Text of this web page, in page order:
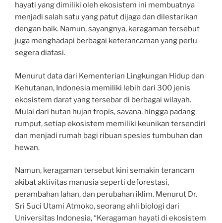
hayati yang dimiliki oleh ekosistem ini membuatnya
menjadi salah satu yang patut dijaga dan dilestarikan
dengan baik. Namun, sayangnya, keragaman tersebut
juga menghadapi berbagai keterancaman yang perlu
segera diatasi.
Menurut data dari Kementerian Lingkungan Hidup dan
Kehutanan, Indonesia memiliki lebih dari 300 jenis
ekosistem darat yang tersebar di berbagai wilayah.
Mulai dari hutan hujan tropis, savana, hingga padang
rumput, setiap ekosistem memiliki keunikan tersendiri
dan menjadi rumah bagi ribuan spesies tumbuhan dan
hewan.
Namun, keragaman tersebut kini semakin terancam
akibat aktivitas manusia seperti deforestasi,
perambahan lahan, dan perubahan iklim. Menurut Dr.
Sri Suci Utami Atmoko, seorang ahli biologi dari
Universitas Indonesia, “Keragaman hayati di ekosistem